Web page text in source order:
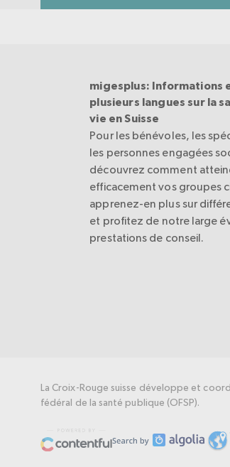
migesplus: Informations
plusieurs langues sur la
vie en Suisse
Pour les bénévoles, les
les personnes engagées
découvrez comment
efficacement vos groupes
apprenez-en plus sur
et profitez de notre large
prestations de conseil.
La Croix-Rouge suisse développe et
fédéral de la santé publique (OFSP).